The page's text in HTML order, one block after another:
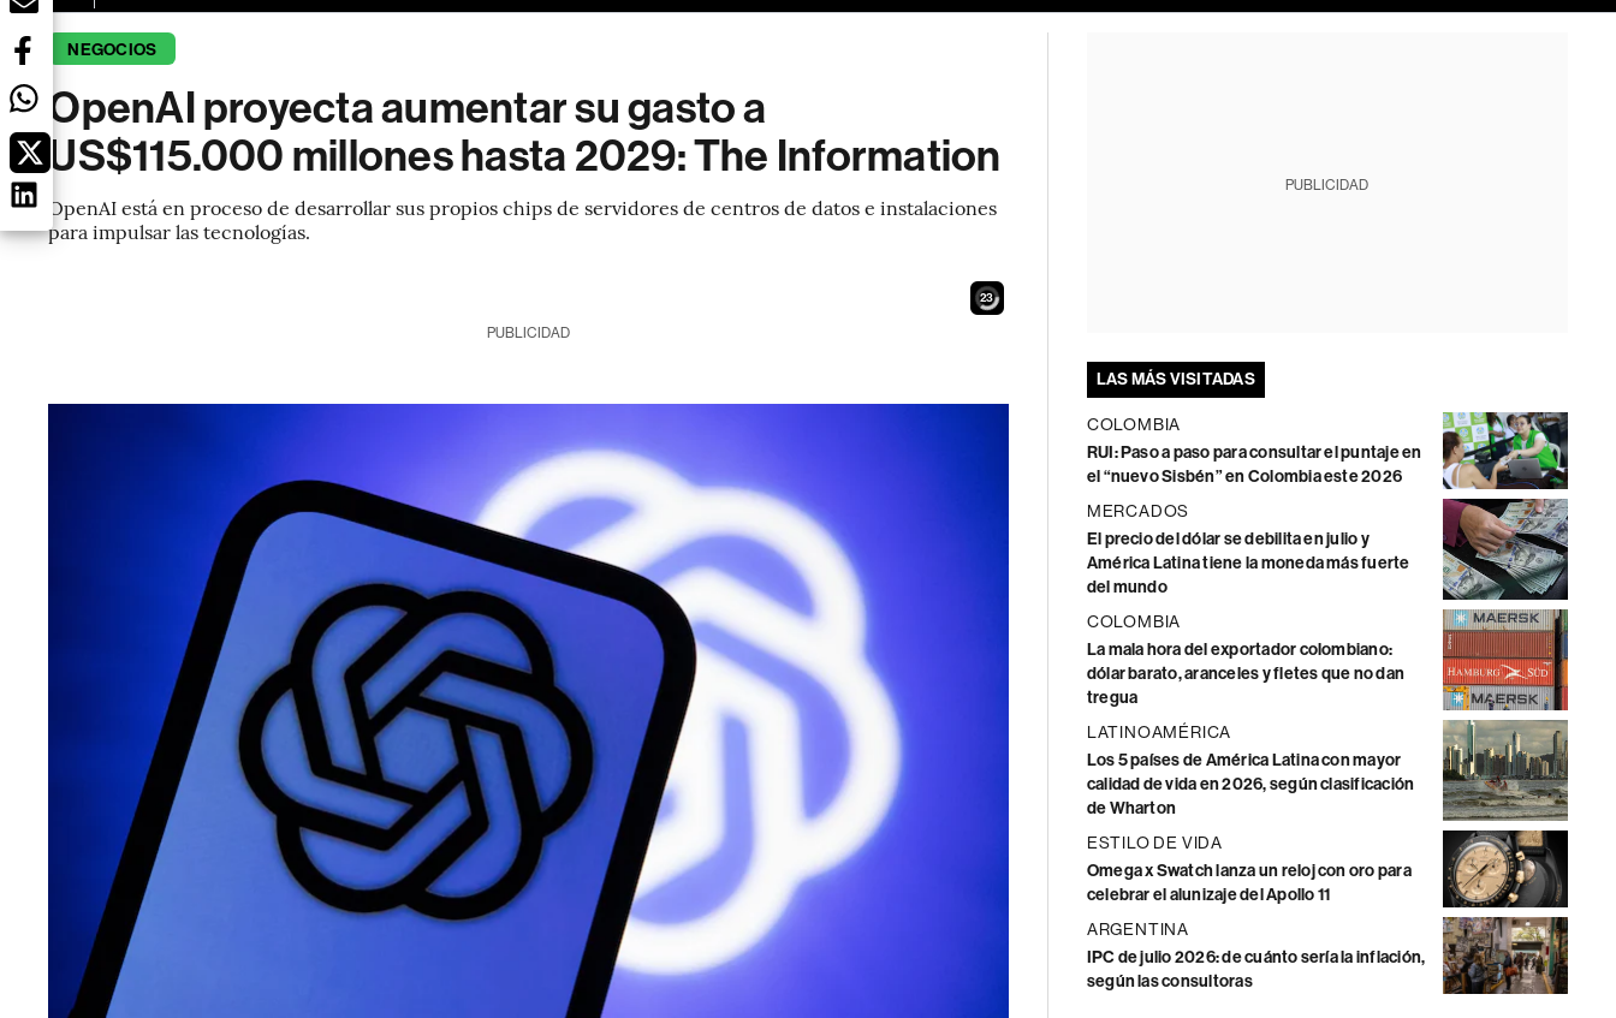
NEGOCIOS
OpenAI proyecta aumentar su gasto a
US$115.000 millones hasta 2029: The Information
OpenAI está en proceso de desarrollar sus propios chips de servidores de centros de datos e instalaciones
para impulsar las tecnologías.
21
PUBLICIDAD
PUBLICIDAD
LAS MÁS VISITADAS
COLOMBIA
RUI: Paso a paso para consultar el puntaje en
el “nuevo Sisbén” en Colombia este 2026
MERCADOS
El precio del dólar se debilita en julio y
América Latina tiene la moneda más fuerte
del mundo
COLOMBIA
La mala hora del exportador colombiano:
dólar barato, aranceles y fletes que no dan
tregua
LATINOAMÉRICA
Los 5 países de América Latina con mayor
calidad de vida en 2026, según clasificación
de Wharton
ESTILO DE VIDA
Omega x Swatch lanza un reloj con oro para
celebrar el alunizaje del Apollo 11
ARGENTINA
IPC de julio 2026: de cuánto sería la inflación,
según las consultoras